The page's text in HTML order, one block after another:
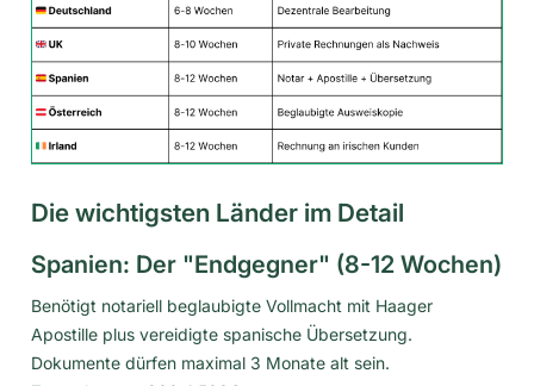
Die wichtigsten Länder im Detail
Spanien: Der "Endgegner" (8-12 Wochen)
Benötigt notariell beglaubigte Vollmacht mit Haager
Apostille plus vereidigte spanische Übersetzung.
Dokumente dürfen maximal 3 Monate alt sein.